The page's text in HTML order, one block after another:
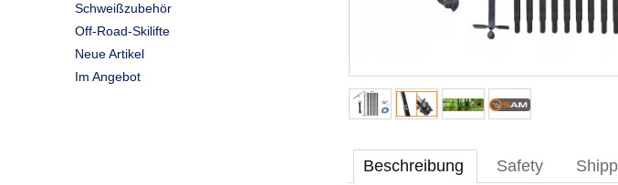
Schweißzubehör
Off-Road-Skilifte
Neue Artikel
Im Angebot
Beschreibung Safety